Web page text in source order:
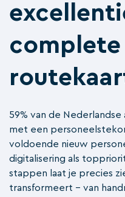
59% van de
met een
voldoende nieuw
digitalisering als
stappen laat je precies
transformeert - van